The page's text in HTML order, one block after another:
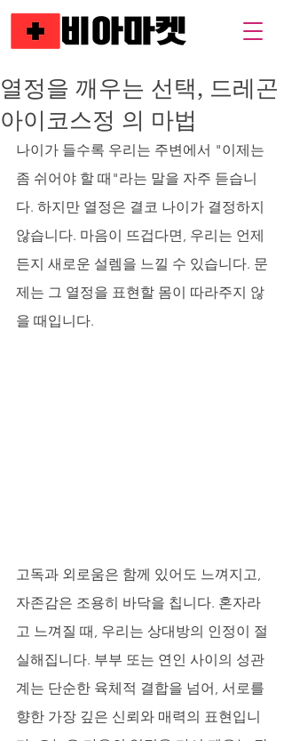
열정을 깨우는 선택, 드레곤
아이코스정 의 마법
나이가 들수록 우리는 주변에서 "이제는
좀 쉬어야 할 때"라는 말을 자주 듣습니
다. 하지만 열정은 결코 나이가 결정하지
않습니다. 마음이 뜨겁다면, 우리는 언제
든지 새로운 설렘을 느낄 수 있습니다. 문
제는 그 열정을 표현할 몸이 따라주지 않
을 때입니다.
고독과 외로움은 함께 있어도 느껴지고,
자존감은 조용히 바닥을 칩니다. 혼자라
고 느껴질 때, 우리는 상대방의 인정이 절
실해집니다. 부부 또는 연인 사이의 성관
계는 단순한 육체적 결합을 넘어, 서로를
향한 가장 깊은 신뢰와 매력의 표현입니